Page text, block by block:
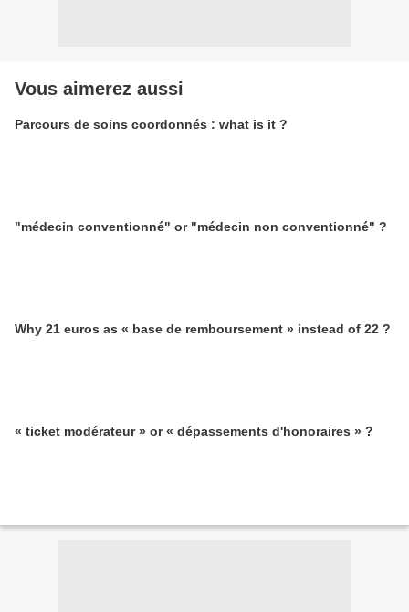
Vous aimerez aussi
Parcours de soins coordonnés : what is it ?
"médecin conventionné" or "médecin non conventionné" ?
Why 21 euros as « base de remboursement » instead of 22 ?
« ticket modérateur » or « dépassements d'honoraires » ?